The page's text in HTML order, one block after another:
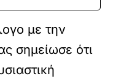
με την
σημείωσε ότι